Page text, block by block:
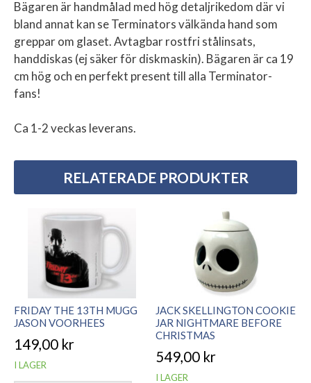
Bägaren är handmålad med hög detaljrikedom där vi
bland annat kan se Terminators välkända hand som
greppar om glaset. Avtagbar rostfri stålinsats,
handdiskas (ej säker för diskmaskin). Bägaren är ca 19
cm hög och en perfekt present till alla Terminator-
fans!
Ca 1-2 veckas leverans.
RELATERADE PRODUKTER
FRIDAY THE 13TH MUGG
JASON VOORHEES
149,00 kr
I LAGER
JACK SKELLINGTON COOKIE
JAR NIGHTMARE BEFORE
CHRISTMAS
549,00 kr
I LAGER